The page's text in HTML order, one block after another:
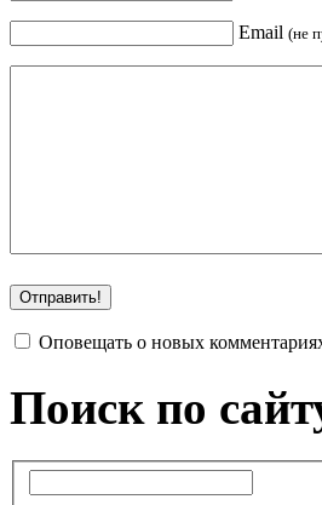
Email (не
Оповещать о новых
Поиск по